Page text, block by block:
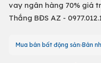
vay ngân hàng 70% giá
Thắng BĐS AZ -
Mua bán bất động sản Bán